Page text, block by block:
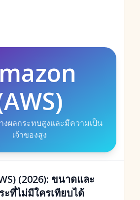
งผลกระทบสูงและมีความเป็น
เจ้าของสูง
(2026): ขนาดและ
ะที่ไม่มีใครเทียบได้